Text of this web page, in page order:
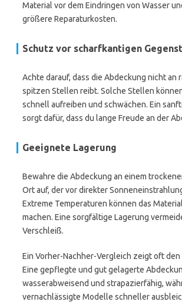
Material vor dem Eindringen von Wasser
größere Reparaturkosten.
Schutz vor scharfkantigen
Achte darauf, dass die Abdeckung nicht an
spitzen Stellen reibt. Solche Stellen
schnell aufreiben und schwächen. Ein
sorgt dafür, dass du lange Freude an der
Geeignete Lagerung
Bewahre die Abdeckung an einem
Ort auf, der vor direkter
Extreme Temperaturen können das
machen. Eine sorgfältige Lagerung
Verschleiß.
Ein Vorher-Nachher-Vergleich zeigt oft den
Eine gepflegte und gut gelagerte
wasserabweisend und strapazierfähig,
vernachlässigte Modelle schneller